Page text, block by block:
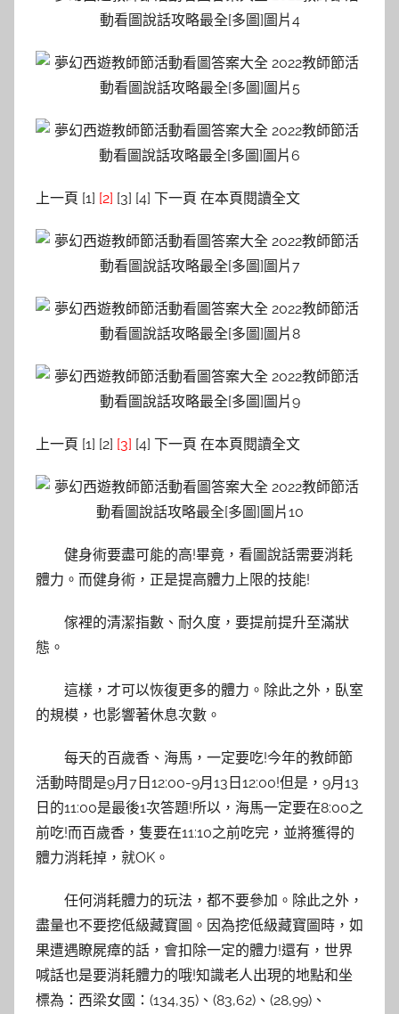
上一頁 [1] [2] [3] [4] 下一頁 在本頁閱讀全文
上一頁 [1] [2] [3] [4] 下一頁 在本頁閱讀全文
健身術要盡可能的高!畢竟，看圖說話需要消耗
體力。而健身術，正是提高體力上限的技能!
傢裡的清潔指數、耐久度，要提前提升至滿狀
態。
這樣，才可以恢復更多的體力。除此之外，臥室
的規模，也影響著休息次數。
每天的百歲香、海馬，一定要吃!今年的教師節
活動時間是9月7日12:00-9月13日12:00!但是，9月13
日的11:00是最後1次答題!所以，海馬一定要在8:00之
前吃!而百歲香，隻要在11:10之前吃完，並將獲得的
體力消耗掉，就OK。
任何消耗體力的玩法，都不要參加。除此之外，
盡量也不要挖低級藏寶圖。因為挖低級藏寶圖時，如
果遭遇瞭屍瘴的話，會扣除一定的體力!還有，世界
喊話也是要消耗體力的哦!知識老人出現的地點和坐
標為：西梁女國：(134,35)、(83,62)、(28,99)、